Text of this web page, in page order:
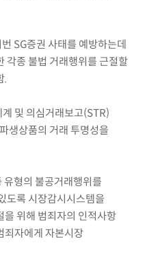
SG증권 사태를 예방하는데
각종 불법 거래행위를 근절할
.
및 의심거래보고(STR)
생상품의 거래 투명성을
형의 불공거래행위를
도록 시장감시시스템을
을 위해 범죄자의 인적사항
죄자에게 자본시장